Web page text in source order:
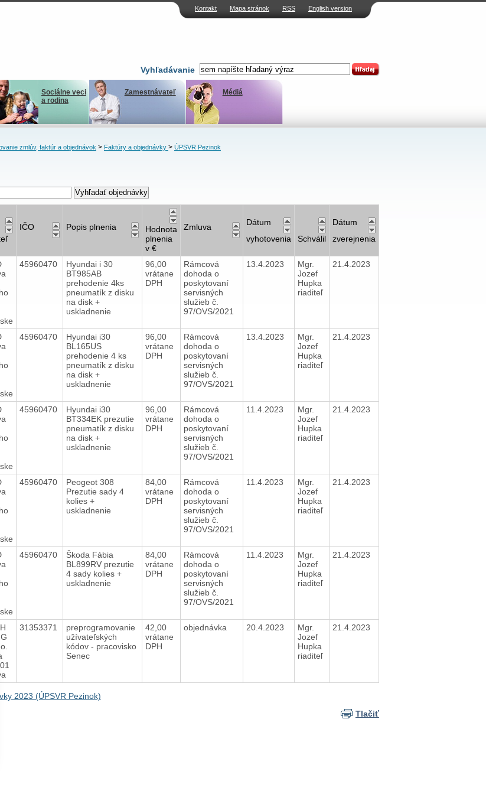
Kontakt Mapa stránok RSS English version
Vyhľadávanie
Sociálne veci
a rodina
Zamestnávateľ Médiá
zmlúv, faktúr a objednávok> Faktúry a objednávky > ÚPSVR Pezinok
IČO Popis plnenia
Hodnota
plnenia
v €
Zmluva
Dátum
vyhotovenia
Schválil
Dátum
zverejnenia
45960470
Hyundai i 30
BT985AB
prehodenie 4ks
pneumatík z disku
na disk +
uskladnenie
96,00
vrátane
DPH
Rámcová
dohoda o
poskytovaní
servisných
služieb č.
97/OVS/2021
13.4.2023
Mgr.
Jozef
Hupka
riaditeľ
21.4.2023
45960470
Hyundai i30
BL165US
prehodenie 4 ks
pneumatík z disku
na disk +
uskladnenie
96,00
vrátane
DPH
Rámcová
dohoda o
poskytovaní
servisných
služieb č.
97/OVS/2021
13.4.2023
Mgr.
Jozef
Hupka
riaditeľ
21.4.2023
45960470
Hyundai i30
BT334EK prezutie
pneumatík z disku
na disk +
uskladnenie
96,00
vrátane
DPH
Rámcová
dohoda o
poskytovaní
servisných
služieb č.
97/OVS/2021
11.4.2023
Mgr.
Jozef
Hupka
riaditeľ
21.4.2023
45960470
Peogeot 308
Prezutie sady 4
kolies +
uskladnenie
84,00
vrátane
DPH
Rámcová
dohoda o
poskytovaní
servisných
služieb č.
97/OVS/2021
11.4.2023
Mgr.
Jozef
Hupka
riaditeľ
21.4.2023
45960470
Škoda Fábia
BL899RV prezutie
4 sady kolies +
uskladnenie
84,00
vrátane
DPH
Rámcová
dohoda o
poskytovaní
servisných
služieb č.
97/OVS/2021
11.4.2023
Mgr.
Jozef
Hupka
riaditeľ
21.4.2023
31353371
preprogramovanie
užívateľských
kódov - pracovisko
Senec
42,00
vrátane
DPH
objednávka 20.4.2023
Mgr.
Jozef
Hupka
riaditeľ
21.4.2023
2023 (ÚPSVR Pezinok)
Tlačiť